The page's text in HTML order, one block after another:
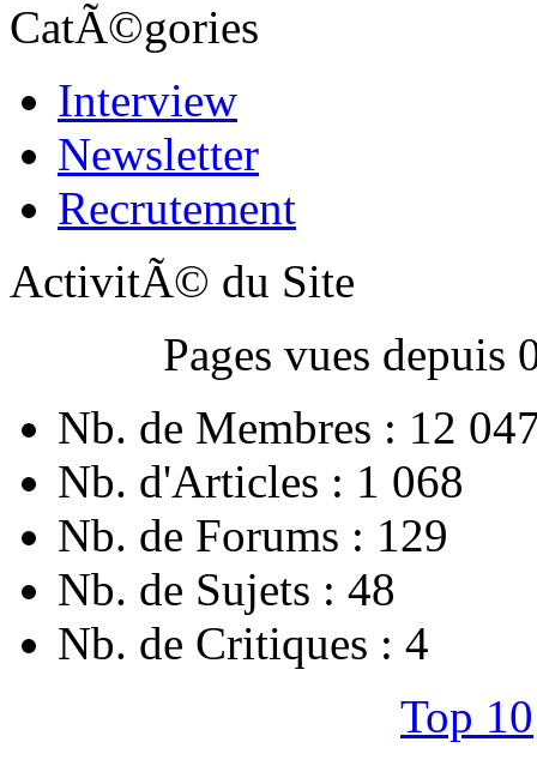
CatÃ©gories
Interview
Newsletter
Recrutement
ActivitÃ© du Site
Pages vues
Nb. de Membres : 12
Nb. d'Articles : 1 068
Nb. de Forums : 129
Nb. de Sujets : 48
Nb. de Critiques : 4
Top 10